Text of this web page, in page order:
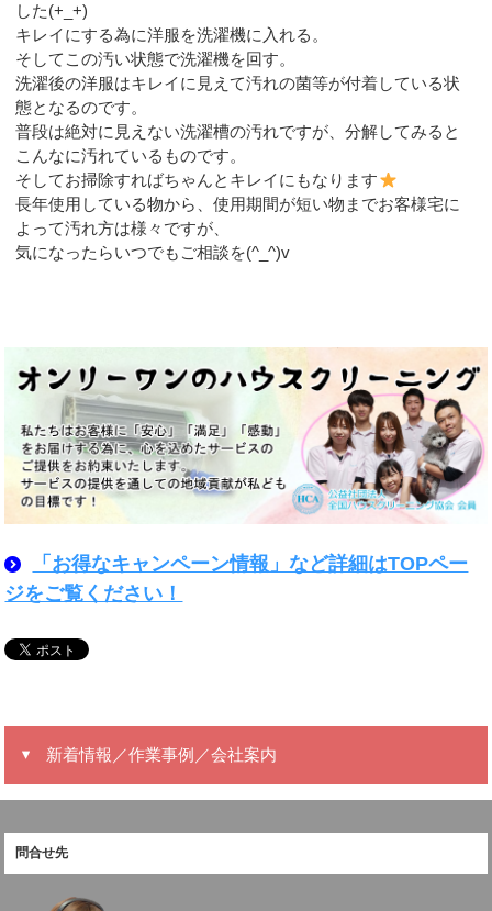
した(+_+)
キレイにする為に洋服を洗濯機に入れる。
そしてこの汚い状態で洗濯機を回す。
洗濯後の洋服はキレイに見えて汚れの菌等が付着している状
態となるのです。
普段は絶対に見えない洗濯槽の汚れですが、分解してみると
こんなに汚れているものです。
そしてお掃除すればちゃんとキレイにもなります
長年使用している物から、使用期間が短い物までお客様宅に
よって汚れ方は様々ですが、
気になったらいつでもご相談を(^_^)v
「お得なキャンペーン情報」など詳細はTOPペー
ジをご覧ください！
新着情報／作業事例／会社案内
問合せ先